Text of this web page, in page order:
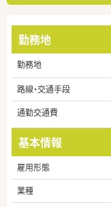
勤務地
勤務地
路線・交通手段
通勤交通費
基本情報
雇用形態
業種